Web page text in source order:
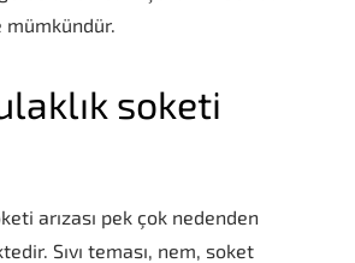
soketi
arızası pek çok nedenden
Sıvı teması, nem, soket